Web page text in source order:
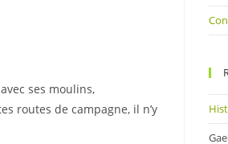
ses moulins,
routes de campagne, il n’y